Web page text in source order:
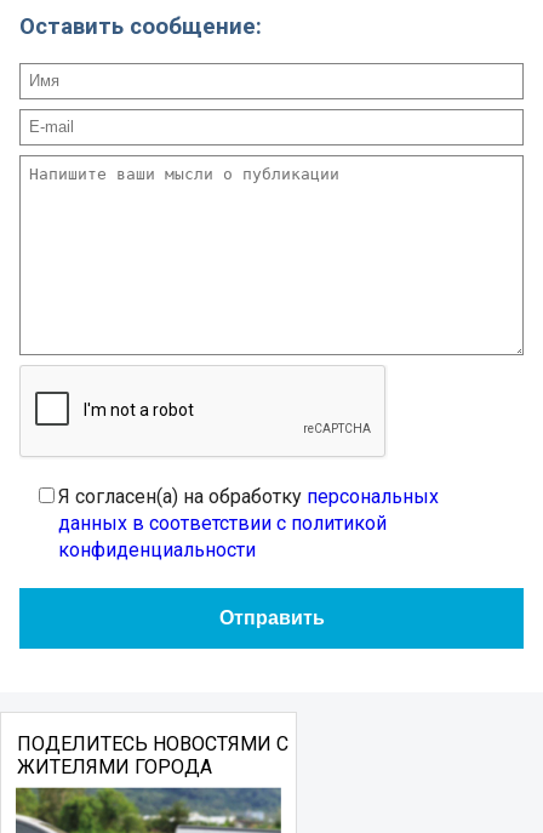
Оставить сообщение:
Я согласен(а) на обработку персональных
данных в соответствии с политикой
конфиденциальности
ПОДЕЛИТЕСЬ НОВОСТЯМИ С
ЖИТЕЛЯМИ ГОРОДА